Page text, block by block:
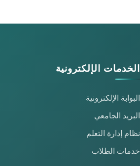
الخدمات الإلكترونية
البوابة الإلكترونية
البريد الجامعي
نظام إدارة التعلم
خدمات الطلاب